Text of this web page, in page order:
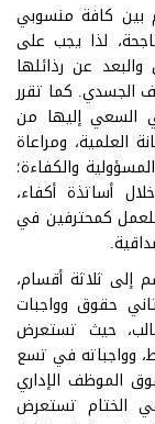
بين كافة منسوبي
لذا يجب على
عن رذائلها
الجسدي. كما تقرر
السعي إليها من
العلمية، ومراعاة
والكفاءة؛
أساتذة أكفاء،
كمحترفين في
إلى ثلاثة أقسام،
حقوق وواجبات
حيث تستعرض
وواجباته في تسع
الموظف الإداري
الختام تستعرض